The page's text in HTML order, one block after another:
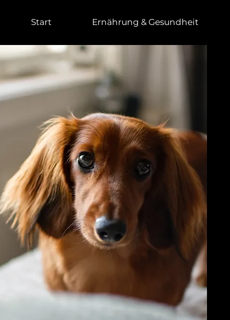
Start Ernährung & Gesundheit